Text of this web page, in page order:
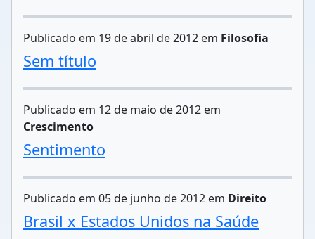
Publicado em 19 de abril de 2012 em Filosofia
Sem título
Publicado em 12 de maio de 2012 em
Crescimento
Sentimento
Publicado em 05 de junho de 2012 em Direito
Brasil x Estados Unidos na Saúde